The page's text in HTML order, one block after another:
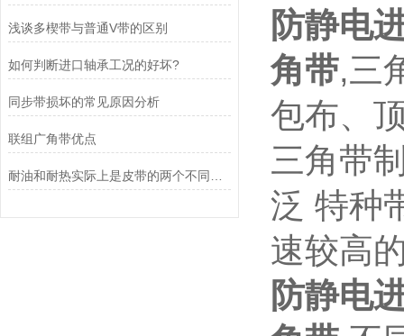
浅谈多楔带与普通V带的区别
如何判断进口轴承工况的好坏?
同步带损坏的常见原因分析
联组广角带优点
防静电
角带,三
包布、
三角带
泛 特种
速较高
防静电